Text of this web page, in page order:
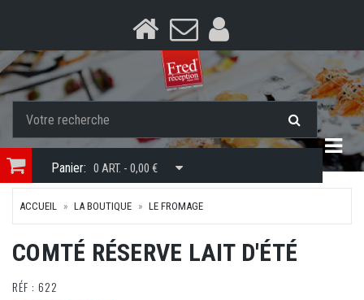
Panier: 0 ART. - 0,00 €
ACCUEIL LA BOUTIQUE LE FROMAGE
COMTÉ RÉSERVE LAIT D'ÉTÉ
RÉF : 622